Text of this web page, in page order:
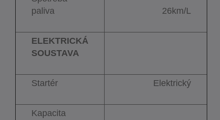
paliva
26km/L
ELEKTRICKÁ
SOUSTAVA
Startér Elektrický
Kapacita